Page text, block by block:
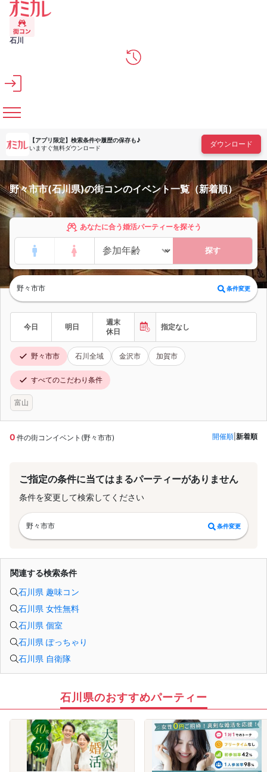
メインコンテンツへスキップ
石川
【アプリ限定】 検索条件や履歴の保存も♪
いますぐ無料ダウンロード
ダウンロード
野々市市(石川県)の街コンのイベント一覧（新着順）
あなたに合う婚活パーティーを探そう
探す
野々市市 条件変更
今日 明日
週末
休日
指定なし
野々市市 石川全域 金沢市 加賀市
すべてのこだわり条件
富山
0 件の街コンイベント(野々市市) 開催順 新着順
ご指定の条件に当てはまるパーティーがありません
条件を変更して検索してください
野々市市 条件変更
関連する検索条件
石川県 趣味コン
石川県 女性無料
石川県 個室
石川県 ぽっちゃり
石川県 自衛隊
石川県のおすすめパーティー